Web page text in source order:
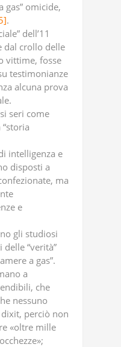
gas” omicide,
.
dell’11
dal crollo delle
vittime, fosse
testimonianze
alcuna prova
seri come
“storia
intelligenza e
disposti a
ma
e
gli studiosi
“verità”
a gas”.
a
che
nessuno
perciò non
«oltre mille